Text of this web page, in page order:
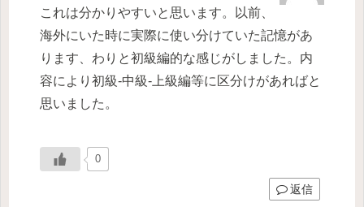
これは分かりやすいと思います。以前、
海外にいた時に実際に使い分けていた記憶があ
ります、わりと初級編的な感じがしました。内
容により初級-中級-上級編等に区分けがあればと
思いました。
0
返信